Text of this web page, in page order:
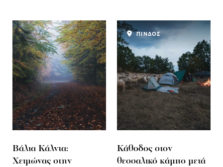
Βάλια Κάλντα:
Χειμώνας στην
Κάθοδος στον
θεσσαλικό κάμπο μετά
ΠΙΝΔΟΣ